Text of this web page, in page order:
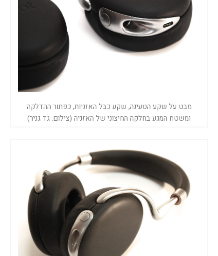
מבט על שקע הטעינה, שקע כבל האזניות, כפתור ההדלקה
ומשטח המגע בחלקה החיצוני של האזניה (צילום: גד גניר)